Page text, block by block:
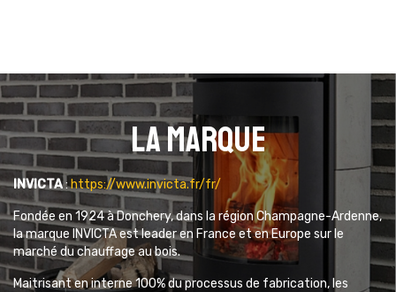
La marque
INVICTA:https://www.invicta.fr/fr/
Fondée en 1924 à Donchery, dans la région Champagne-Ardenne,
la marque INVICTA est leader en France et en Europe sur le
marché du chauffage au bois.
Maitrisant en interne 100% du processus de fabrication, les